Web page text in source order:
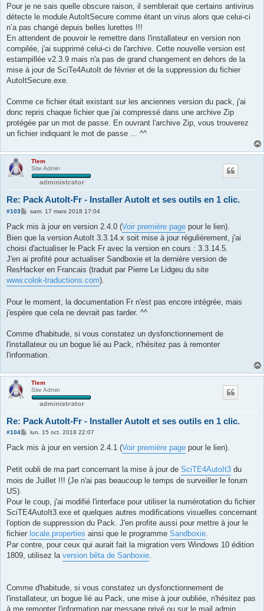
g
e
Pour je ne sais quelle obscure raison, il semblerait que certains antivirus
détecte le module AutoItSecure comme étant un virus alors que celui-ci
n’a pas changé depuis belles lurettes !!!
En attendent de pouvoir le remettre dans l'installateur en version non
compilée, j'ai supprimé celui-ci de l'archive. Cette nouvelle version est
estampillée v2.3.9 mais n'a pas de grand changement en dehors de la
mise à jour de SciTe4AutoIt de février et de la suppression du fichier
AutoItSecure.exe.
Comme ce fichier était existant sur les anciennes version du pack, j'ai
donc repris chaque fichier que j'ai compressé dans une archive Zip
protégée par un mot de passe. En ouvrant l'archive Zip, vous trouverez
un fichier indiquant le mot de passe ... ^^
Tlem
Site Admin
Re: Pack AutoIt-Fr - Installer AutoIt et ses outils en 1 clic.
#103
M
s
a
g
e
sam. 17 mars 2018 17:04
Pack mis à jour en version 2.4.0 (Voir première page pour le lien).
Bien que la version AutoIt 3.3.14.x soit mise à jour régulièrement, j'ai
choisi d'actualiser le Pack Fr avec la version en cours : 3.3.14.5.
J'en ai profité pour actualiser Sandboxie et la dernière version de
ResHacker en Francais (traduit par Pierre Le Lidgeu du site
www.colok-traductions.com).
Pour le moment, la documentation Fr n'est pas encore intégrée, mais
j'espère que cela ne devrait pas tarder. ^^
Comme d'habitude, si vous constatez un dysfonctionnement de
l'installateur ou un bogue lié au Pack, n'hésitez pas à remonter
l'information.
Tlem
Site Admin
Re: Pack AutoIt-Fr - Installer AutoIt et ses outils en 1 clic.
#104
M
s
g
e
lun. 15 oct. 2018 22:07
Pack mis à jour en version 2.4.1 (Voir première page pour le lien).
Petit oubli de ma part concernant la mise à jour de SciTE4AutoIt3 du
mois de Juillet !!! (Je n'ai pas beaucoup le temps de surveiller le forum
US).
Pour le coup, j'ai modifié l'interface pour utiliser la numérotation du fichier
SciTE4AutoIt3.exe et quelques autres modifications visuelles concernant
l'option de suppression du Pack. J'en profite aussi pour mettre à jour le
fichier locale.properties ainsi que le programme Sandboxie.
Par contre, pour ceux qui aurait fait la migration vers Windows 10 édition
1809, utilisez la version bêta de Sanboxie.
Comme d'habitude, si vous constatez un dysfonctionnement de
l'installateur, un bogue lié au Pack, une mise à jour oubliée, n'hésitez pas
à me remonter l'information par message privé ou sur le mail admin.